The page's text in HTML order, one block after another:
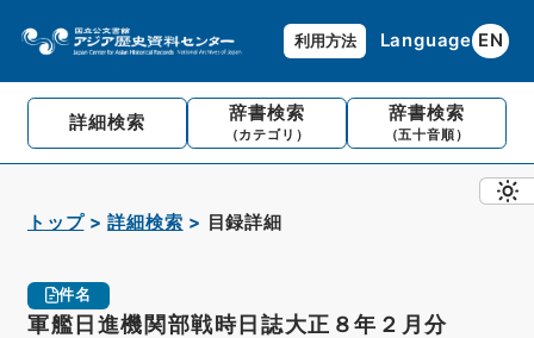
利用方法 Language EN
詳細検索 辞書検索
（カテゴリ）
辞書検索
（五十音順）
トップ 詳細検索 目録詳細
件名
軍艦日進機関部戦時日誌大正８年２月分